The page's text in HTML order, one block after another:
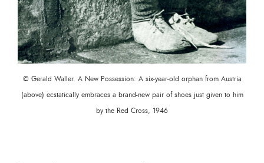
© Gerald Waller. A New Possession: A six-year-old orphan from Austria
(above) ecstatically embraces a brand-new pair of shoes just given to him
by the Red Cross, 1946